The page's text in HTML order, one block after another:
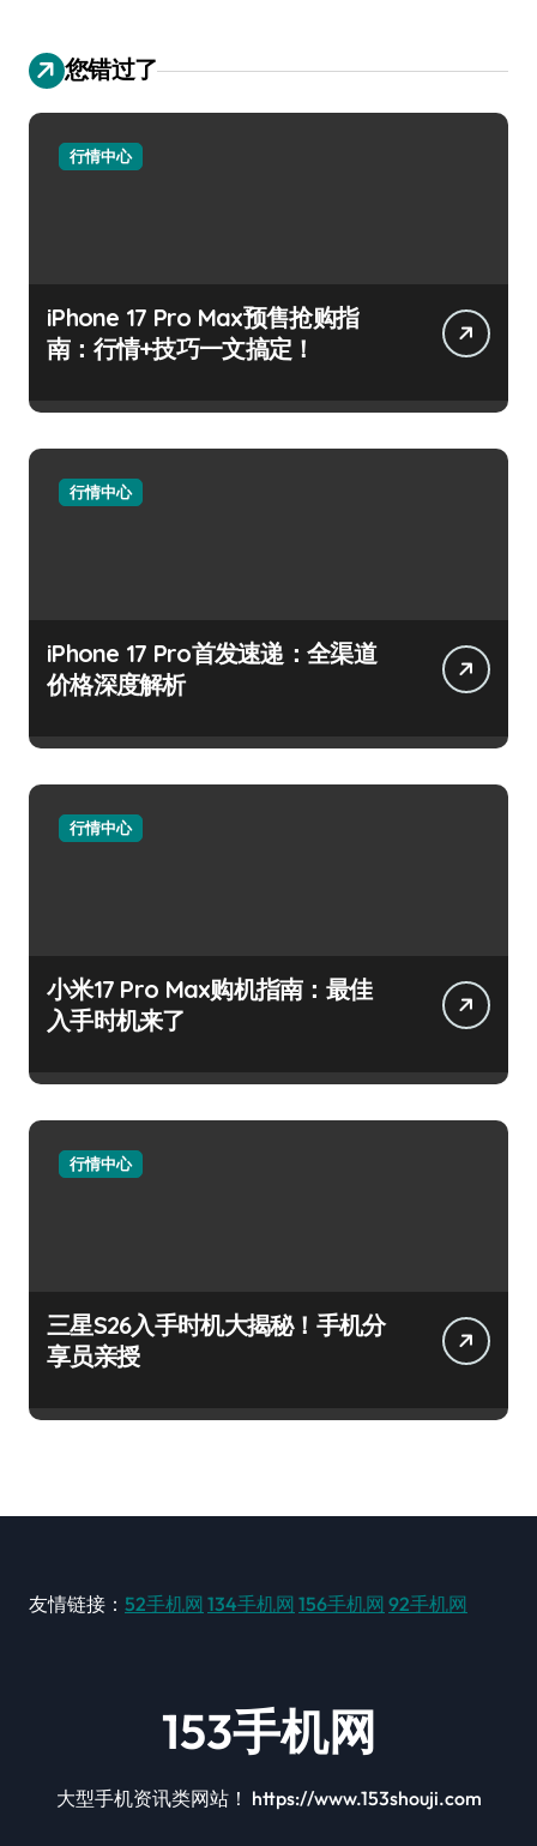
您错过了
行情中心
iPhone 17 Pro Max预售抢购指
南：行情+技巧一文搞定！
行情中心
iPhone 17 Pro首发速递：全渠道
价格深度解析
行情中心
小米17 Pro Max购机指南：最佳
入手时机来了
行情中心
三星S26入手时机大揭秘！手机分
享员亲授
友情链接： 52手机网 134手机网 156手机网 92手机网
153手机网
大型手机资讯类网站！ https://www.153shouji.com